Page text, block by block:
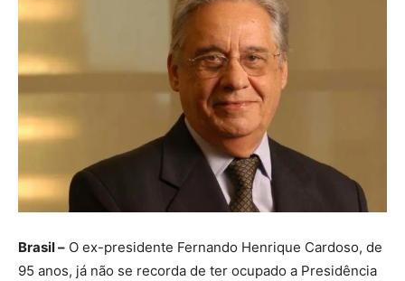
Brasil – O ex-presidente Fernando Henrique Cardoso, de
95 anos, já não se recorda de ter ocupado a Presidência